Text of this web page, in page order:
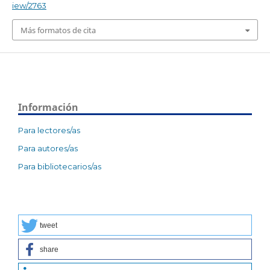
iew/2763
Más formatos de cita
Información
Para lectores/as
Para autores/as
Para bibliotecarios/as
tweet
share